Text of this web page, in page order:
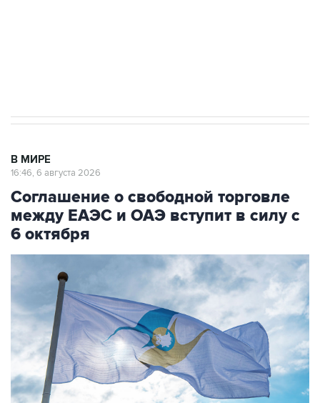
В МИРЕ
16:46, 6 августа 2026
Соглашение о свободной торговле
между ЕАЭС и ОАЭ вступит в силу с
6 октября